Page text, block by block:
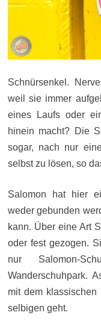
Schnürsenkel.
weil sie immer
eines Laufs oder
hinein macht? Die
sogar, nach nur
selbst zu lösen, so
Salomon hat hier
weder gebunden
kann. Über eine Art
oder fest gezogen.
nur Salomon-
Wanderschuhpark.
mit dem
selbigen geht.